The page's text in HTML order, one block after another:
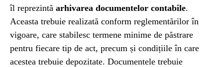
îl reprezintă arhivarea documentelor contabile.
Aceasta trebuie realizată conform reglementărilor în
vigoare, care stabilesc termene minime de păstrare
pentru fiecare tip de act, precum și condițiile în care
acestea trebuie depozitate. Documentele trebuie